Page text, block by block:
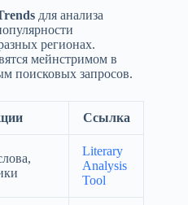
для анализа
регионах.
мейнстримом в
поисковых запросов.
Ссылка
Literary
Analysis
Tool